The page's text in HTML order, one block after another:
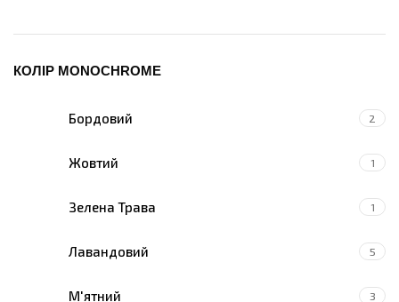
КОЛІР MONOCHROME
Бордовий 2
Жовтий 1
Зелена Трава 1
Лавандовий 5
М'ятний 3